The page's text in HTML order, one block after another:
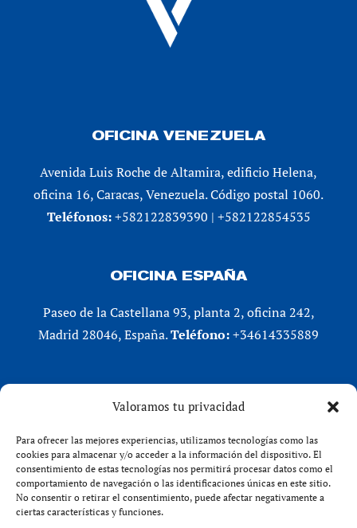
Valoramos tu privacidad
Para ofrecer las mejores experiencias, utilizamos tecnologías como las
cookies para almacenar y/o acceder a la información del dispositivo. El
consentimiento de estas tecnologías nos permitirá procesar datos como el
comportamiento de navegación o las identificaciones únicas en este sitio.
No consentir o retirar el consentimiento, puede afectar negativamente a
ciertas características y funciones.
OFICINA VENEZUELA
Avenida Luis Roche de Altamira, edificio Helena,
oficina 16, Caracas, Venezuela. Código postal 1060.
Teléfonos:+582122839390 | +582122854535
OFICINA ESPAÑA
Paseo de la Castellana 93, planta 2, oficina 242,
Madrid 28046, España.Teléfono:+34614335889
X (Twitter)
Instagram
Facebook